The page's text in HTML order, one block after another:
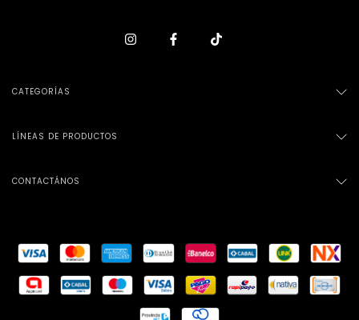
CATEGORÍAS
LÍNEAS DE PRODUCTOS
CONTACTÁNOS